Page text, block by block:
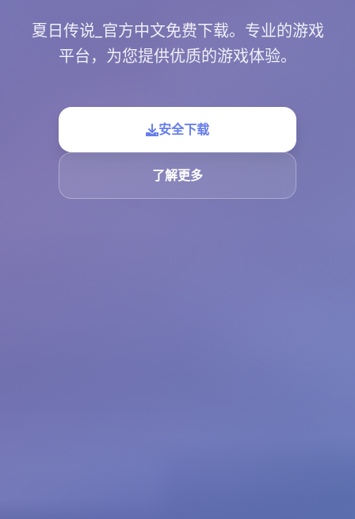
夏日传说_官方中文免费下载。专业的游戏
平台，为您提供优质的游戏体验。
安全下载
了解更多